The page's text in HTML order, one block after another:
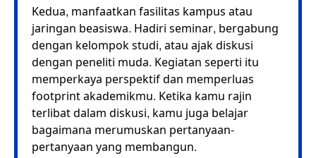
Kedua, manfaatkan fasilitas kampus atau
jaringan beasiswa. Hadiri seminar, bergabung
dengan kelompok studi, atau ajak diskusi
dengan peneliti muda. Kegiatan seperti itu
memperkaya perspektif dan memperluas
footprint akademikmu. Ketika kamu rajin
terlibat dalam diskusi, kamu juga belajar
bagaimana merumuskan pertanyaan-
pertanyaan yang membangun.